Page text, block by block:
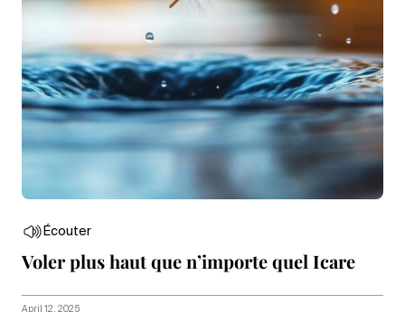
Écouter
Voler plus haut que n’importe quel Icare
April 12, 2025